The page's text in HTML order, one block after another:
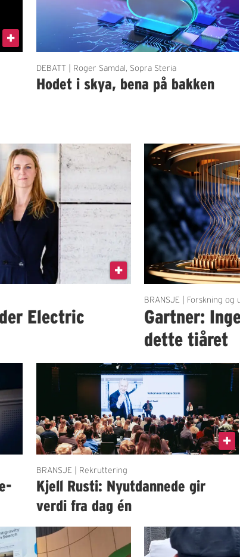
DEBATT | Roger Samdal, Sopra Steria
Hodet i skya, bena på bakken
Electric
BRANSJE | Forskning og
Gartner:
dette tiåret
BRANSJE | Rekruttering
Kjell Rusti: Nyutdannede gir
verdi fra dag én